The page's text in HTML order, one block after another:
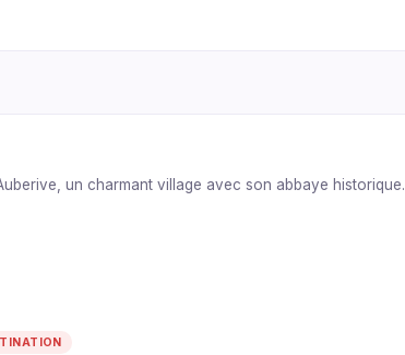
4
un charmant village avec son abbaye historique.